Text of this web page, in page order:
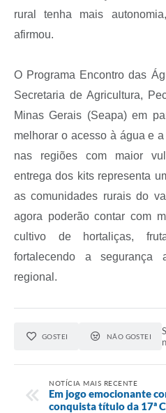
rural tenha mais
afirmou.
O Programa Encontro das
Secretaria de Agricultura,
Minas Gerais (Seapa) em
melhorar o acesso à água e
nas regiões com maior
entrega dos kits representa
as comunidades rurais do
agora poderão contar com
cultivo de hortaliças,
fortalecendo a segurança
regional.
GOSTEI NÃO GOSTEI
NOTÍCIA MAIS RECENTE
Em jogo emocionante
conquista título da 17ª